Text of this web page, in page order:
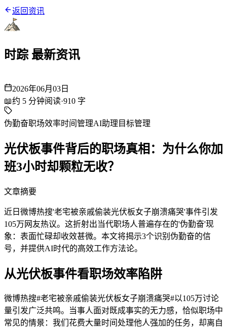
返回资讯
时踪 最新资讯
2026年06月03日
📖约 5 分钟阅读·910 字
伪勤奋职场效率时间管理AI助理 目标管理
光伏板事件背后的职场真相：为什么你加
班3小时却颗粒无收？
文章摘要
近日微博热搜'老宅被亲戚偷装光伏板女子崩溃痛哭'事件引发
105万网友热议。这折射出当代职场人普遍存在的'伪勤奋'现
象：表面忙碌却收效甚微。本文将揭示3个识别伪勤奋的信
号，并提供AI时代的高效工作方法论。
从光伏板事件看职场效率陷阱
微博热搜#老宅被亲戚偷装光伏板女子崩溃痛哭#以105万讨论
量引发广泛共鸣。当事人面对既成事实的无力感，恰似职场中
常见的情景：我们花费大量时间处理他人强加的任务，却离自